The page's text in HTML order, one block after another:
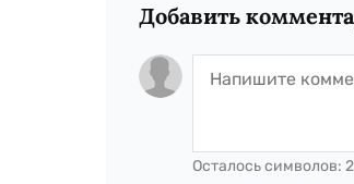
Добавить
Осталось символов: